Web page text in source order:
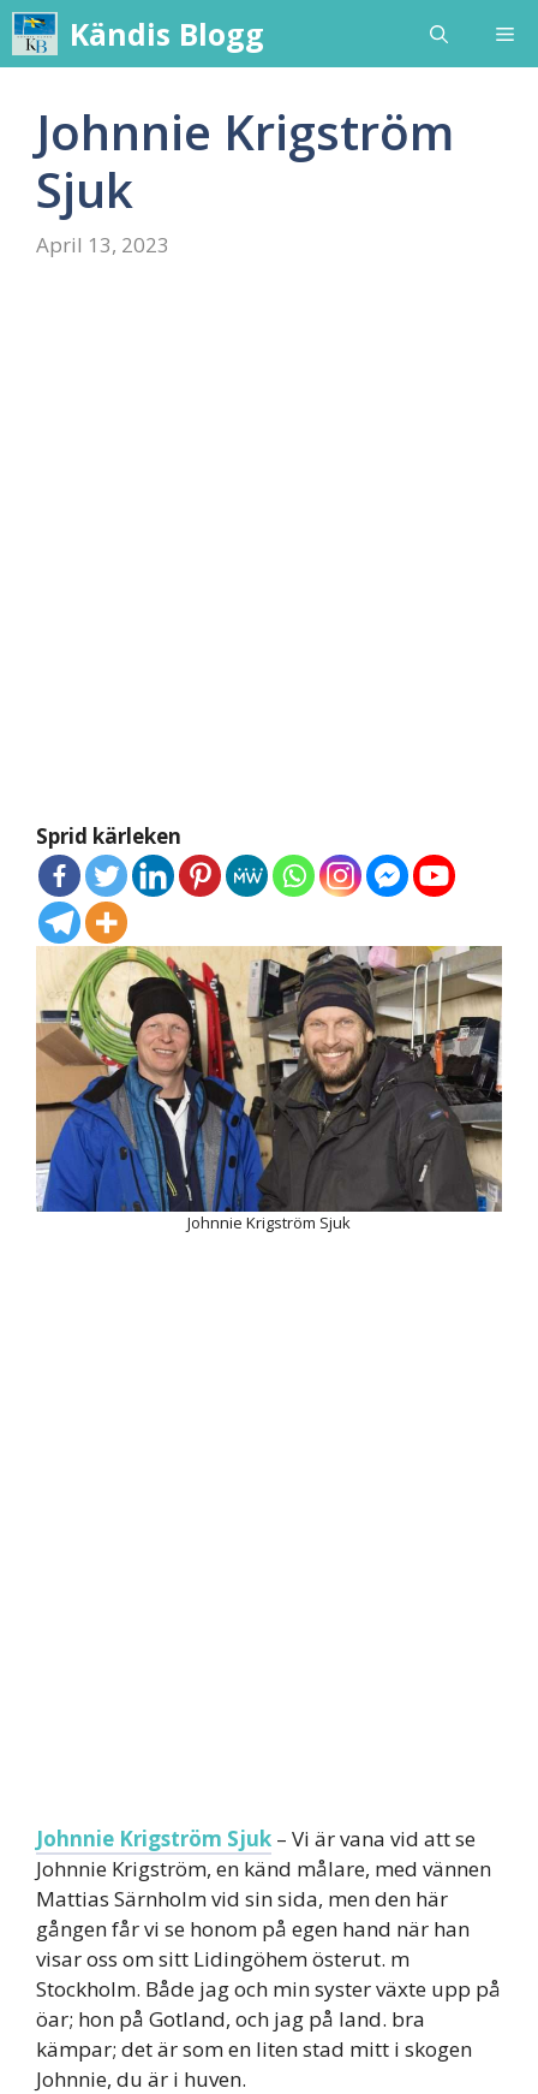
Skip
to
content
Kändis Blogg
Johnnie Krigström
Sjuk
April 13, 2023
Sprid kärleken
Johnnie Krigström Sjuk
Johnnie Krigström Sjuk – Vi är vana vid att se
Johnnie Krigström, en känd målare, med vännen
Mattias Särnholm vid sin sida, men den här
gången får vi se honom på egen hand när han
visar oss om sitt Lidingöhem österut. m
Stockholm. Både jag och min syster växte upp på
öar; hon på Gotland, och jag på land. bra
kämpar; det är som en liten stad mitt i skogen
Johnnie, du är i huven.